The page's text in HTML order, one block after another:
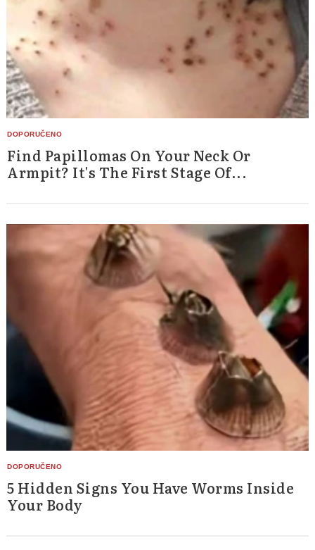
Find Papillomas On Your Neck Or
Armpit? It's The First Stage Of...
5 Hidden Signs You Have Worms Inside
Your Body